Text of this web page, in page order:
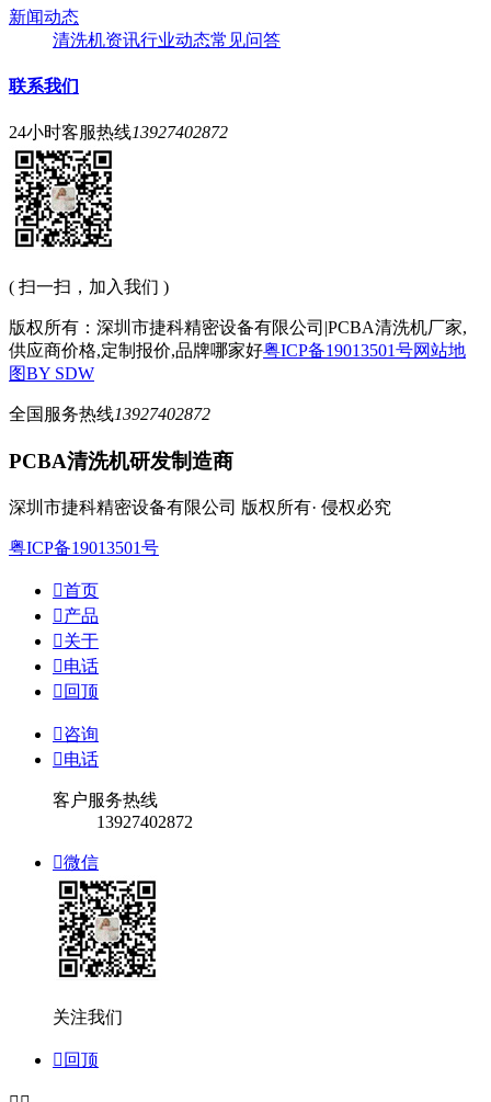
新闻动态
清洗机资讯行业动态常见问答
联系我们
24小时客服热线13927402872
( 扫一扫，加入我们 )
版权所有：深圳市捷科精密设备有限公司|PCBA清洗机厂家,
供应商价格,定制报价,品牌哪家好粤ICP备19013501号网站地
图BY SDW
全国服务热线13927402872
PCBA清洗机研发制造商
深圳市捷科精密设备有限公司 版权所有· 侵权必究
粤ICP备19013501号
首页
产品
关于
电话
 回顶
咨询
电话
客户服务热线
13927402872
微信
关注我们
 回顶